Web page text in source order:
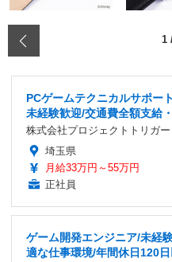
1
PCゲームテクニカルサポー
未経験歓迎/交通費全額支給
株式会社プロジェクトトリガー
埼玉県
月給33万円～55万円
正社員
ゲーム開発エンジニア/未経
適な仕事環境/年間休日120日